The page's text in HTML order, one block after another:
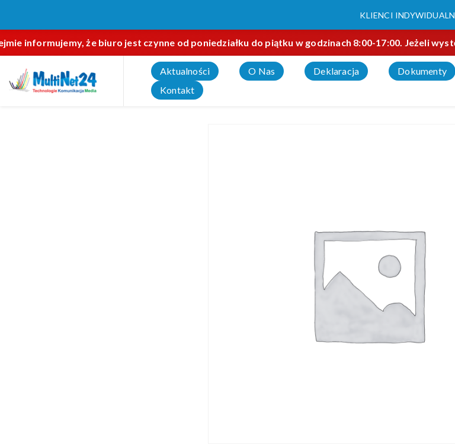
KLIENCI
informujemy, że biuro jest czynne od poniedziałku do piątku w godzinach 8:00-17:00. Jeżeli
Aktualności O Nas Deklaracja Dokumenty
Kontakt